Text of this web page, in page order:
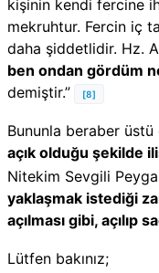
kişinin kendi fercine
mekruhtur. Fercin iç
daha şiddetlidir. Hz.
ben ondan gördüm
demiştir.”
[8]
Bununla beraber
açık olduğu şekilde
Nitekim Sevgili
yaklaşmak istediği
açılması gibi, açılıp
Lütfen bakınız;